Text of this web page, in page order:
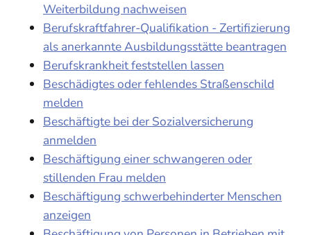
Weiterbildung nachweisen
Berufskraftfahrer-Qualifikation - Zertifizierung
als anerkannte Ausbildungsstätte beantragen
Berufskrankheit feststellen lassen
Beschädigtes oder fehlendes Straßenschild
melden
Beschäftigte bei der Sozialversicherung
anmelden
Beschäftigung einer schwangeren oder
stillenden Frau melden
Beschäftigung schwerbehinderter Menschen
anzeigen